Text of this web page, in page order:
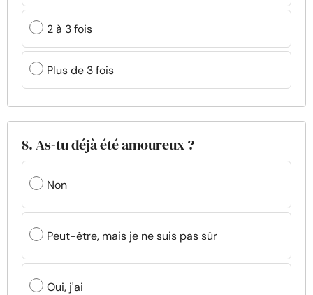
2 à 3 fois
Plus de 3 fois
8. As-tu déjà été amoureux ?
Non
Peut-être, mais je ne suis pas sûr
Oui, j'ai